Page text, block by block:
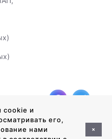
cookie и
его,
нами
+